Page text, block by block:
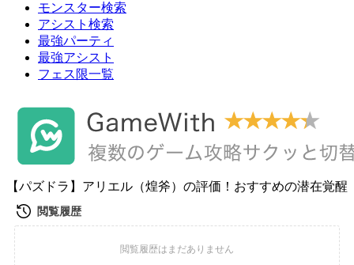
モンスター検索
アシスト検索
最強パーティ
最強アシスト
フェス限一覧
【パズドラ】アリエル（煌斧）の評価！おすすめの潜在覚醒